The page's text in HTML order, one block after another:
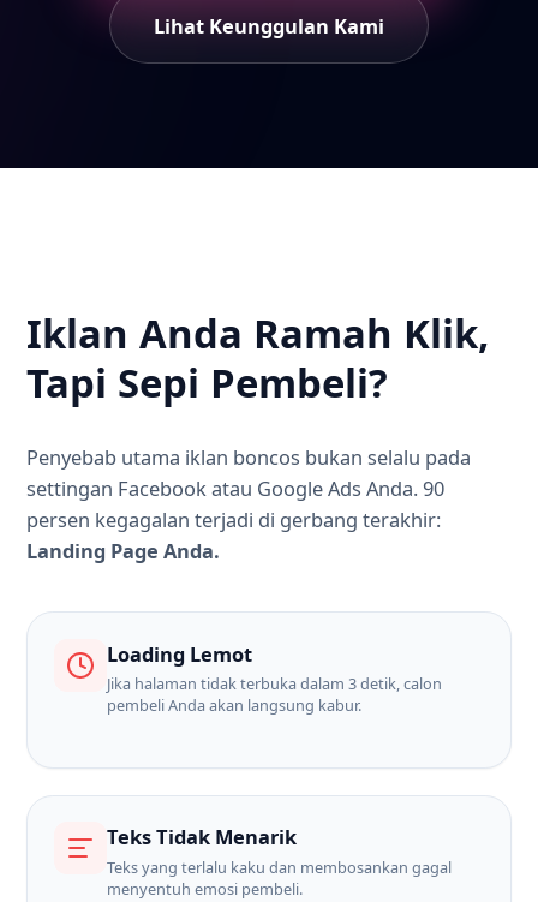
Lihat Keunggulan Kami
Iklan Anda Ramah Klik,
Tapi Sepi Pembeli?
Penyebab utama iklan boncos bukan selalu pada
settingan Facebook atau Google Ads Anda. 90
persen kegagalan terjadi di gerbang terakhir:
Landing Page Anda.
Loading Lemot
Jika halaman tidak terbuka dalam 3 detik, calon
pembeli Anda akan langsung kabur.
Teks Tidak Menarik
Teks yang terlalu kaku dan membosankan gagal
menyentuh emosi pembeli.